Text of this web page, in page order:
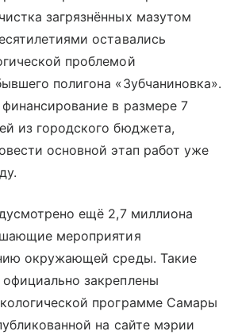
загрязнённых мазутом
оставались
проблемой
полигона «Зубчаниновка».
в размере 7
из городского бюджета,
основной этап работ уже
ещё 2,7 миллиона
мероприятия
окружающей среды. Такие
закреплены
программе Самары
на сайте мэрии